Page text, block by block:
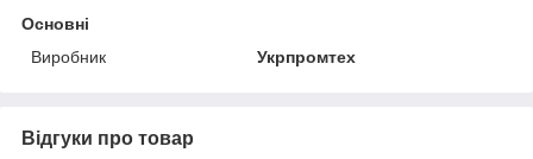
Основні
Виробник
Укрпромтех
Відгуки про товар